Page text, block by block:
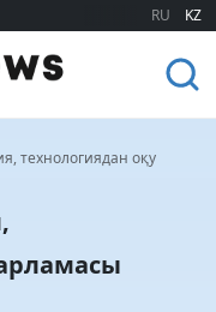
RU KZ
технологиядан оқу